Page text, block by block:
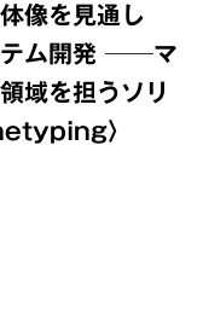
像を見通し
テム開発 ──マ
域を担うソリ
〉